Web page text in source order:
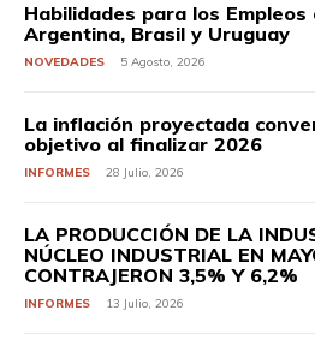
Habilidades para los
Argentina, Brasil y Uruguay
NOVEDADES 5 Agosto, 2026
La inflación proyectada
objetivo al finalizar 2026
INFORMES 28 Julio, 2026
LA PRODUCCIÓN DE LA
NÚCLEO INDUSTRIAL EN
CONTRAJERON 3,5% Y 6,2%
INFORMES 13 Julio, 2026